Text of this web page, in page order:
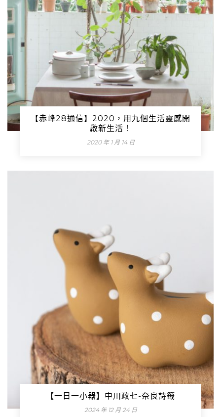
【赤峰28通信】2020，用九個生活靈感開
啟新生活！
2020 年 1 月 14 日
【一日一小器】中川政七-奈良詩籤
2024 年 12 月 24 日